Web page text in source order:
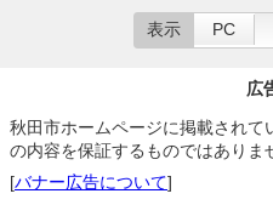
表示 PC
広
秋田市ホームページに掲載されて
の内容を保証するものではありま
[バナー広告について]